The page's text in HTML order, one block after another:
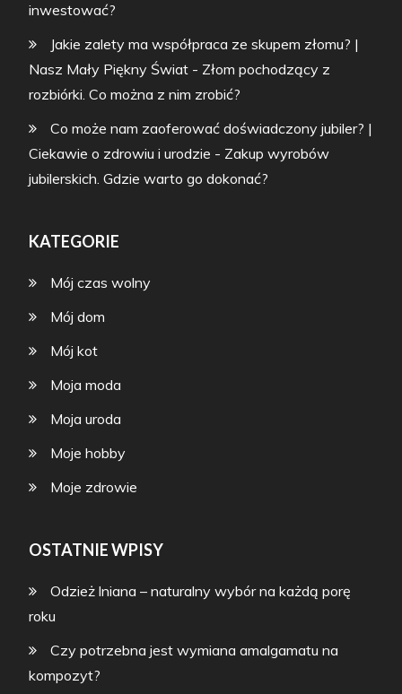
inwestować?
Jakie zalety ma współpraca ze skupem złomu? |
Nasz Mały Piękny Świat - Złom pochodzący z
rozbiórki. Co można z nim zrobić?
Co może nam zaoferować doświadczony jubiler? |
Ciekawie o zdrowiu i urodzie - Zakup wyrobów
jubilerskich. Gdzie warto go dokonać?
KATEGORIE
Mój czas wolny
Mój dom
Mój kot
Moja moda
Moja uroda
Moje hobby
Moje zdrowie
OSTATNIE WPISY
Odzież lniana – naturalny wybór na każdą porę
roku
Czy potrzebna jest wymiana amalgamatu na
kompozyt?